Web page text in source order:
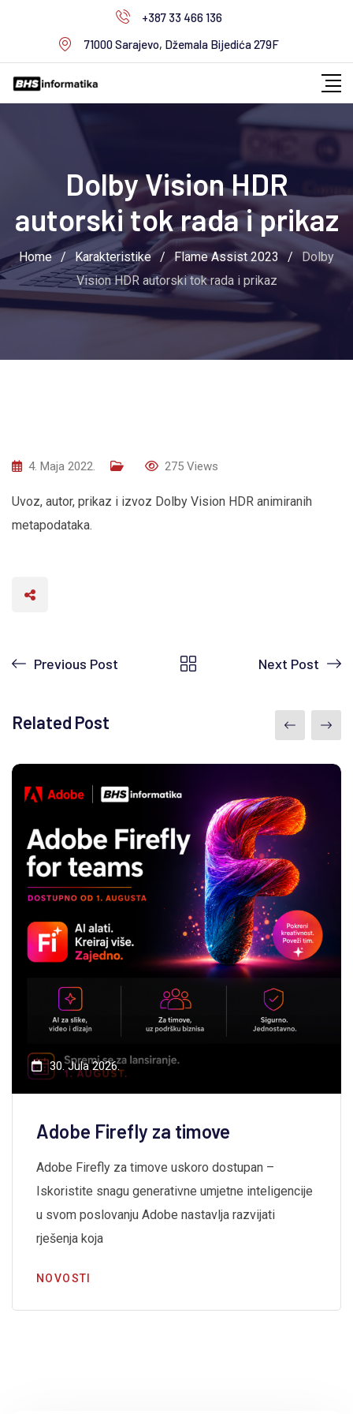
+387 33 466 136
71000 Sarajevo, Džemala Bijedića 279F
Dolby Vision HDR
autorski tok rada i prikaz
Home / Karakteristike / Flame Assist 2023 /
Dolby
Vision HDR autorski tok rada i prikaz
4. Maja 2022. 275 Views
Uvoz, autor, prikaz i izvoz Dolby Vision HDR animiranih
metapodataka.
Previous Post Next Post
Related Post
30. Jula 2026.
Adobe Firefly za timove
Adobe Firefly za timove uskoro dostupan –
Iskoristite snagu generativne umjetne inteligencije
u svom poslovanju Adobe nastavlja razvijati
rješenja koja
NOVOSTI